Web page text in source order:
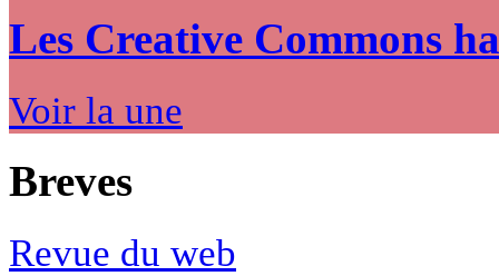
Les Creative Commons
Voir la une
Breves
Revue du web